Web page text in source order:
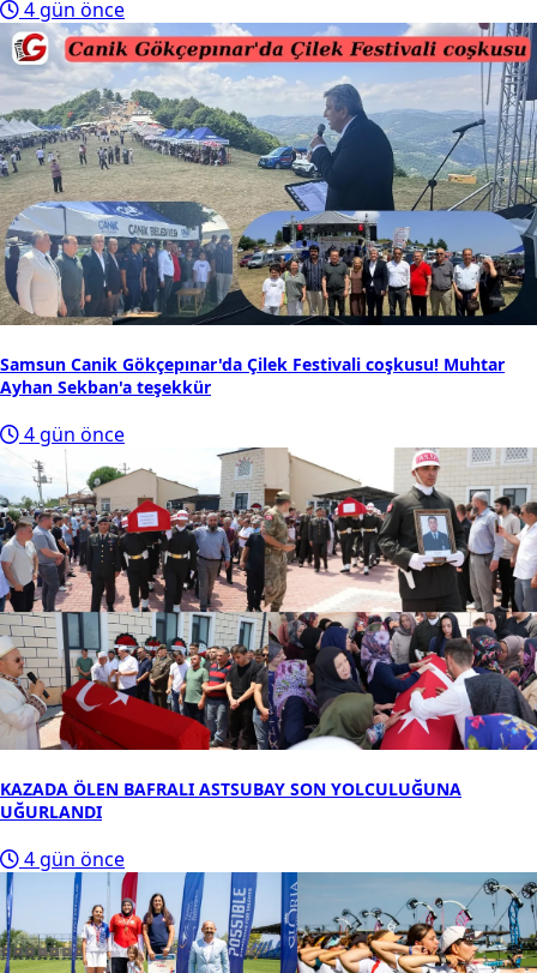
4 gün önce
Samsun Canik Gökçepınar'da Çilek Festivali coşkusu! Muhtar
Ayhan Sekban'a teşekkür
4 gün önce
KAZADA ÖLEN BAFRALI ASTSUBAY SON YOLCULUĞUNA
UĞURLANDI
4 gün önce